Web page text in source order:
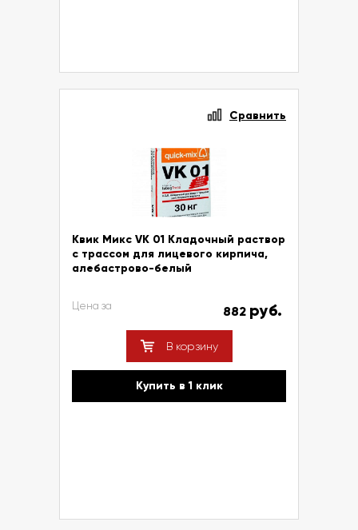
Сравнить
Квик Микс VK 01 Кладочный раствор
с трассом для лицевого кирпича,
алебастрово-белый
Цена за 882 руб.
В корзину
Купить в 1 клик